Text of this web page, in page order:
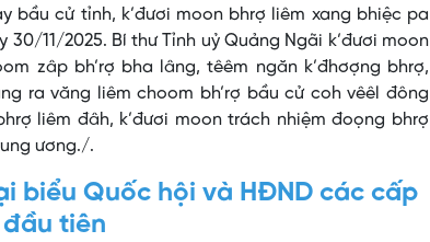
bầu cử tỉnh, k’đươi moon bhrợ liêm xang bhiệc pa
11/2025. Bí thư Tỉnh uỷ Quảng Ngãi k’đươi moon
zâp bh’rợ bha lâng, têêm ngăn k’đhơợng bhrợ,
ra văng liêm choom bh’rợ bầu cử coh vêêl đông
liêm đâh, k’đươi moon trách nhiệm đoọng bhrợ
ương./.
biểu Quốc hội và HĐND các cấp
tiên